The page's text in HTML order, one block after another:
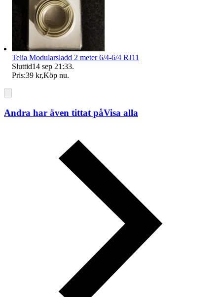
Telia Modularsladd 2 meter 6/4-6/4 RJ11
Sluttid14 sep 21:33.
Pris:39 kr,Köp nu.
Andra har även tittat påVisa alla